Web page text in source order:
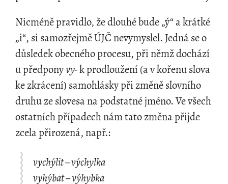
Nicméně pravidlo, že dlouhé bude „ý“ a krátké
„i“, si samozřejmě ÚJČ nevymyslel. Jedná se o
důsledek obecného procesu, při němž dochází
u předponyvy-k prodloužení (a v kořenu slova
ke zkrácení) samohlásky při změně slovního
druhu ze slovesa na podstatné jméno. Ve všech
ostatních případech nám tato změna přijde
zcela přirozená, např.:
vychýlit – výchylka
vyhýbat – výhybka